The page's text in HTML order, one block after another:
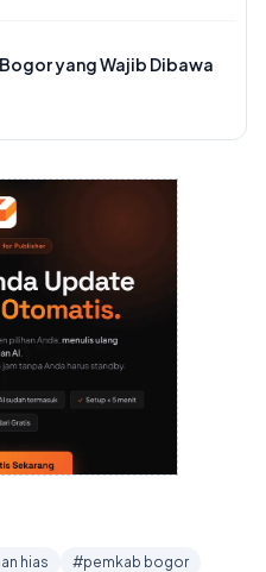
yang Wajib Dibawa
hias
#pemkab bogor